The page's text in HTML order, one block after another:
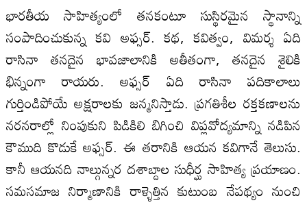
భారతీయ సాహిత్యంలో తనకంటూ సుస్థిరమైన స్థానాన్ని
సంపాదించుకున్న కవి అఫ్సర్‌. కథ, కవిత్వం, విమర్శ ఏది
రాసినా తనదైన భావజాలానికి అతీతంగా, తనదైన శైలికి
భిన్నంగా రాయరు. అఫ్సర్‌ ఏది రాసినా పదికాలాలు
గుర్తిండిపోయే అక్షరాలకు జన్మనిస్తాడు. ప్రగతిశీల రక్తకణాలను
నరనరాల్లో నింపుకుని పిడికిలి బిగించి విప్లవోద్యమాన్ని నడిపిన
కౌముది కొడుకే అఫ్సర్‌. ఈ తరానికి ఆయన కవిగానే తెలుసు.
కానీ ఆయనది నాల్గున్నర దశాబ్దాల సుధీర్ఘ సాహిత్య ప్రయాణం.
సమసమాజ నిర్మాణానికి రాళ్ళెత్తిన కుటుంబ నేపథ్యం నుంచి